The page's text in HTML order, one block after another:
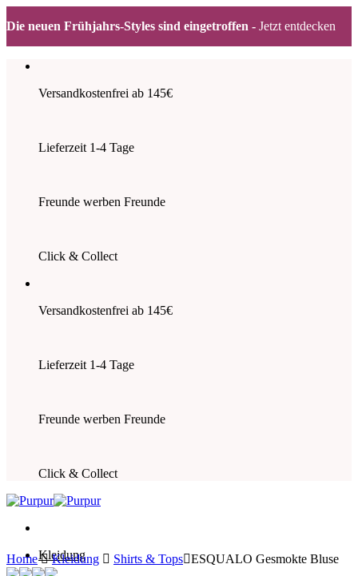
Die neuen Frühjahrs-Styles sind eingetroffen - Jetzt entdecken
Inhalt
Versandkostenfrei ab 145€
Lieferzeit 1-4 Tage
Freunde werben Freunde
Click & Collect
Versandkostenfrei ab 145€
Lieferzeit 1-4 Tage
Freunde werben Freunde
Click & Collect
Kleidung
Home Kleidung Shirts & Tops ESQUALO Gesmokte Bluse